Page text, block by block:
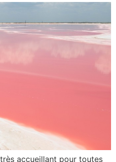
accueillant pour toutes